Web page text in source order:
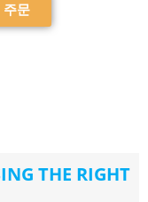
주문
THE RIGHT